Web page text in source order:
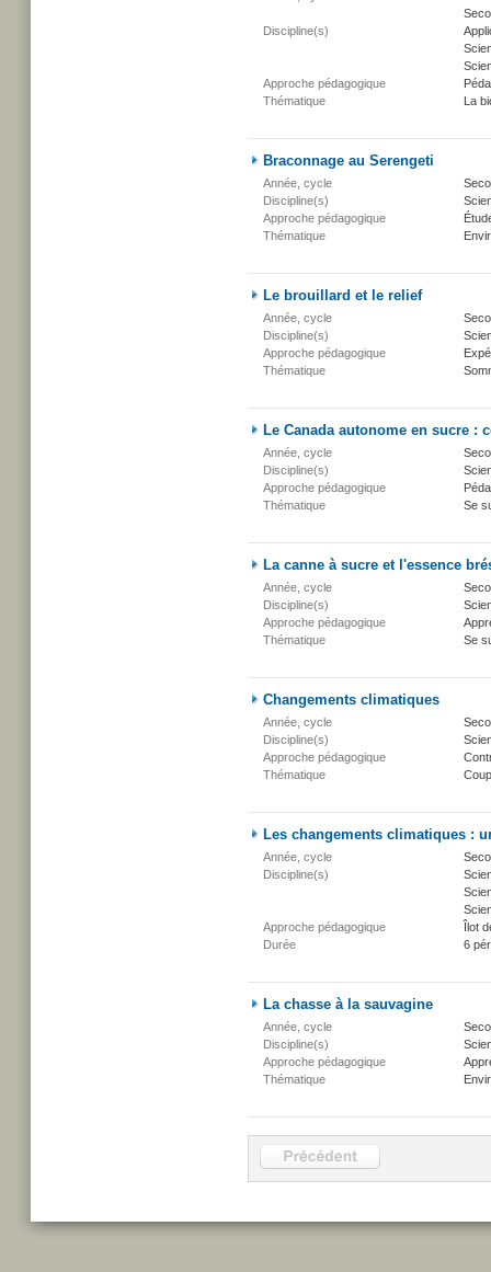
Discipline(s)
Approche pédagogique
Thématique
La
Braconnage au Serengeti
Année, cycle
Discipline(s)
Approche pédagogique
Thématique
Le brouillard et le relief
Année, cycle
Discipline(s)
Approche pédagogique
Thématique
Le Canada autonome en sucre
Année, cycle
Discipline(s)
Approche pédagogique
Thématique
Se
La canne à sucre et l'essence
Année, cycle
Discipline(s)
Approche pédagogique
Thématique
Se
Changements climatiques
Année, cycle
Discipline(s)
Approche pédagogique
Thématique
Les changements climatiques :
Année, cycle
Discipline(s)
Approche pédagogique
Îlot
Durée
6
La chasse à la sauvagine
Année, cycle
Discipline(s)
Approche pédagogique
Thématique